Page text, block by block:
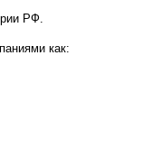
РФ.
как: